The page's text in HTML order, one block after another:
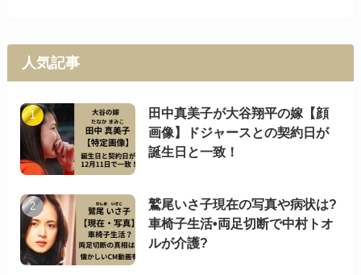
人気記事
田中真美子が大谷翔平の嫁【顔
画像】ドジャースとの契約日が
誕生日と一致！
鷲尾いさ子現在の写真や病状は?
車椅子生活•両足切断で中村トオ
ルが介護?